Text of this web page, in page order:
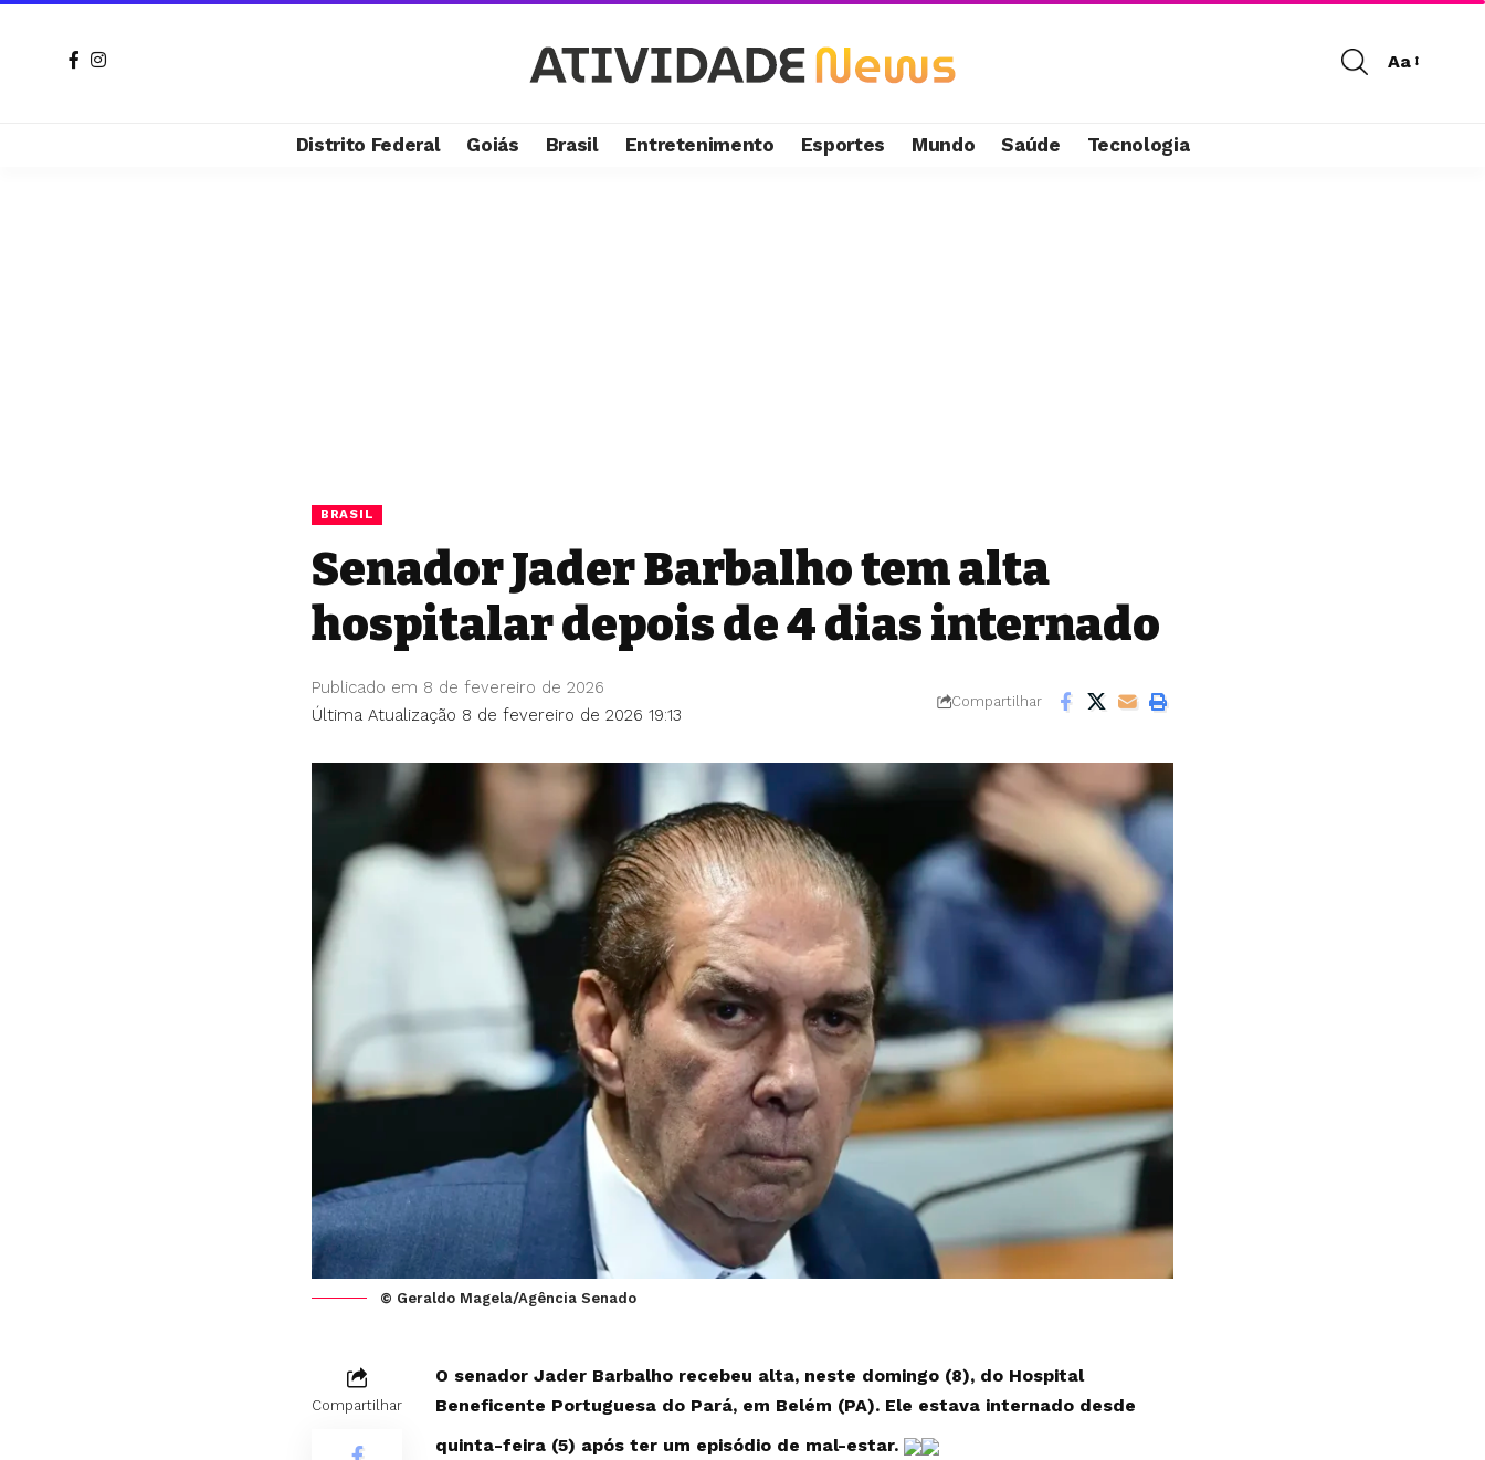
Aa
Distrito Federal Goiás Brasil Entretenimento Esportes Mundo Saúde Tecnologia
BRASIL
Senador Jader Barbalho tem alta
hospitalar depois de 4 dias internado
Última Atualização 8 de fevereiro de 2026 19:13
Publicado em 8 de fevereiro de 2026
Compartilhar
© Geraldo Magela/Agência Senado
Compartilhar
O senador Jader Barbalho recebeu alta, neste domingo (8), do Hospital
Beneficente Portuguesa do Pará, em Belém (PA). Ele estava internado desde
quinta-feira (5) após ter um episódio de mal-estar.